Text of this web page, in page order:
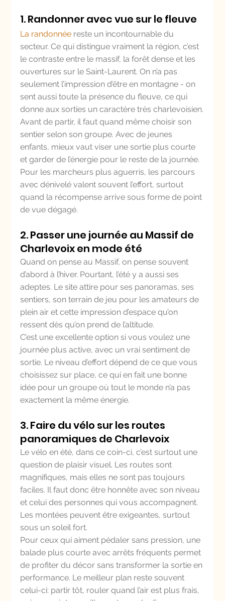
1. Randonner avec vue sur le fleuve
La randonnée reste un incontournable du
secteur. Ce qui distingue vraiment la région, c’est
le contraste entre le massif, la forêt dense et les
ouvertures sur le Saint-Laurent. On n’a pas
seulement l’impression d’être en montagne - on
sent aussi toute la présence du fleuve, ce qui
donne aux sorties un caractère très charlevoisien.
Avant de partir, il faut quand même choisir son
sentier selon son groupe. Avec de jeunes
enfants, mieux vaut viser une sortie plus courte
et garder de l’énergie pour le reste de la journée.
Pour les marcheurs plus aguerris, les parcours
avec dénivelé valent souvent l’effort, surtout
quand la récompense arrive sous forme de point
de vue dégagé.
2. Passer une journée au Massif de
Charlevoix en mode été
Quand on pense au Massif, on pense souvent
d’abord à l’hiver. Pourtant, l’été y a aussi ses
adeptes. Le site attire pour ses panoramas, ses
sentiers, son terrain de jeu pour les amateurs de
plein air et cette impression d’espace qu’on
ressent dès qu’on prend de l’altitude.
C’est une excellente option si vous voulez une
journée plus active, avec un vrai sentiment de
sortie. Le niveau d’effort dépend de ce que vous
choisissez sur place, ce qui en fait une bonne
idée pour un groupe où tout le monde n’a pas
exactement la même énergie.
3. Faire du vélo sur les routes
panoramiques de Charlevoix
Le vélo en été, dans ce coin-ci, c’est surtout une
question de plaisir visuel. Les routes sont
magnifiques, mais elles ne sont pas toujours
faciles. Il faut donc être honnête avec son niveau
et celui des personnes qui vous accompagnent.
Les montées peuvent être exigeantes, surtout
sous un soleil fort.
Pour ceux qui aiment pédaler sans pression, une
balade plus courte avec arrêts fréquents permet
de profiter du décor sans transformer la sortie en
performance. Le meilleur plan reste souvent
celui-ci: partir tôt, rouler quand l’air est plus frais,